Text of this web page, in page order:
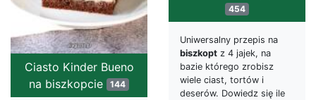
Ciasto Kinder Bueno
na biszkopcie 144
454
Uniwersalny przepis na
biszkopt z 4 jajek, na
bazie którego zrobisz
wiele ciast, tortów i
deserów. Dowiedz się ile